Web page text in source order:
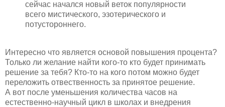
сейчас начался новый веток популярности
всего мистического, эзотерического и
потустороннего.
Интересно что является основой повышения процента?
Только ли желание найти кого-то кто будет принимать
решение за тебя? Кто-то на кого потом можно будет
переложить отвественность за принятое решение.
А вот после уменьшения количества часов на
естественно-научный цикл в школах и внедрения